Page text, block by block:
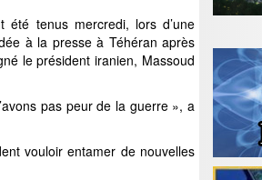
été tenus mercredi, lors d’une
à la presse à Téhéran après
le président iranien, Massoud
pas peur de la guerre », a
vouloir entamer de nouvelles